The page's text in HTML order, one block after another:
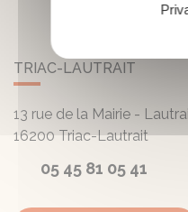
TRIAC-LAUTRAIT
13 rue de la Mairie -
16200 Triac-Lautrait
05 45 81 05 41